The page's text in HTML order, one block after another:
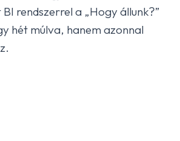
rendszerrel a „Hogy állunk?”
hét múlva, hanem azonnal